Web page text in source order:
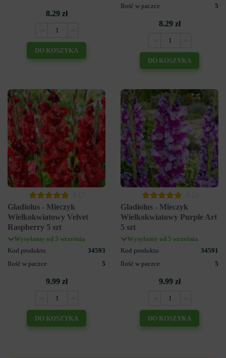
8.29 zł
DO KOSZYKA
Ilość w paczce
5
8.29 zł
DO KOSZYKA
Gladiolus - Mieczyk
Wielkokwiatowy Velvet
Raspberry 5 szt
Wysyłamy od 5 września
Kod produktu
34593
Ilość w paczce
5
9.99 zł
DO KOSZYKA
Gladiolus - Mieczyk
Wielkokwiatowy Purple Art
5 szt
Wysyłamy od 5 września
Kod produktu
34591
Ilość w paczce
5
9.99 zł
DO KOSZYKA